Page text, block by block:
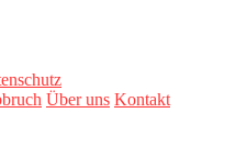
Über uns Kontakt